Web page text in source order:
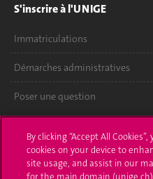
S'inscrire à l'UNIGE
Immatriculations
Démarches administratives
Poser une question
UNIGE Mobile
By clicking “Accept All
cookies on your device to
site usage, and assist in our
for the main domain